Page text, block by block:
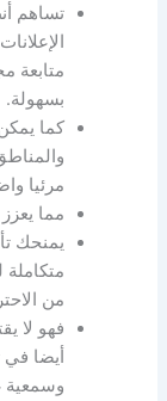
تساهم
متابعة
بسهولة.
كما
مرئيا
مما
يمنحك
من
فهو لا
أيضا في
وسمعية